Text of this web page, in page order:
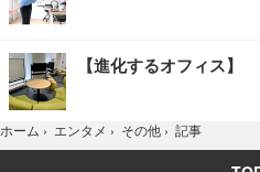
【進化するオフィス】
ホーム › エンタメ › その他 › 記事